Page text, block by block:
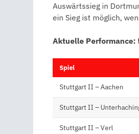
Auswärtssieg in
ein Sieg ist möglich,
Aktuelle Performance:
Spiel
Stuttgart II – Aachen
Stuttgart II –
Stuttgart II – Verl